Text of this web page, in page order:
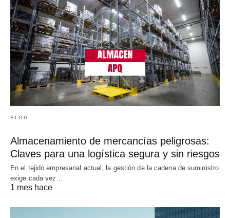
BLOG
Almacenamiento de mercancías peligrosas:
Claves para una logística segura y sin riesgos
En el tejido empresarial actual, la gestión de la cadena de suministro
exige cada vez…
1 mes hace